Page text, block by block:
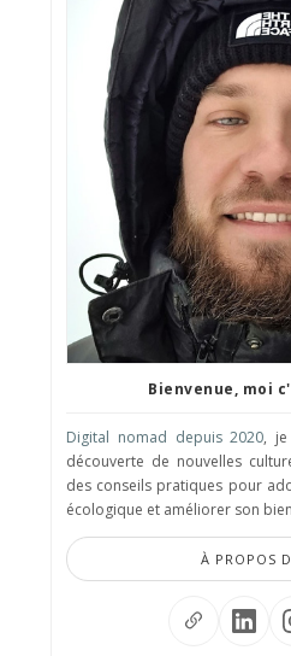
Bienvenue, moi
Digital nomad depuis 2020,
découverte de nouvelles
des conseils pratiques pour
écologique et améliorer son
À PROPOS